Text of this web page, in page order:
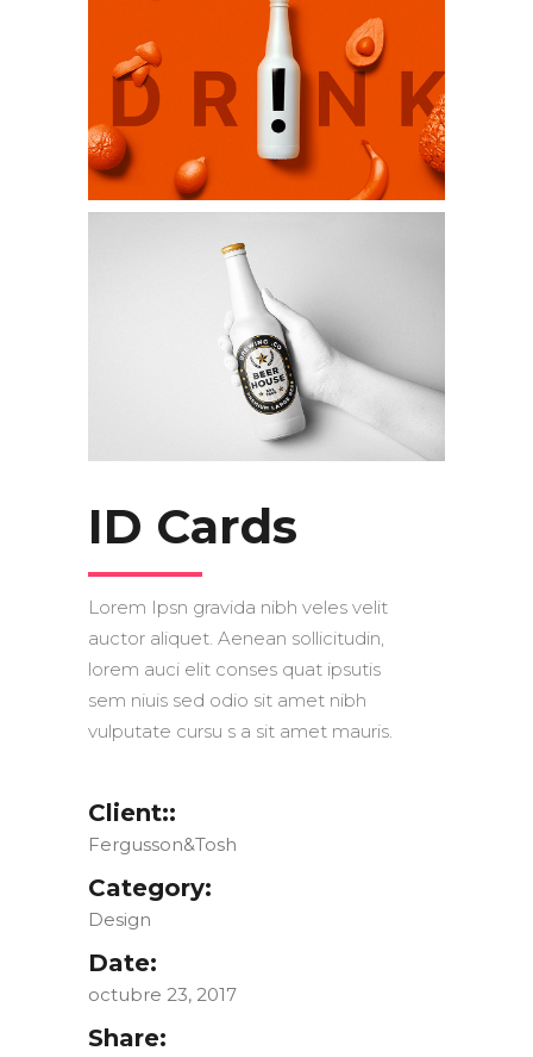
ID Cards
Lorem Ipsn gravida nibh veles velit
auctor aliquet. Aenean sollicitudin,
lorem auci elit conses quat ipsutis
sem niuis sed odio sit amet nibh
vulputate cursu s a sit amet mauris.
Client::
Fergusson&Tosh
Category:
Design
Date:
octubre 23, 2017
Share: